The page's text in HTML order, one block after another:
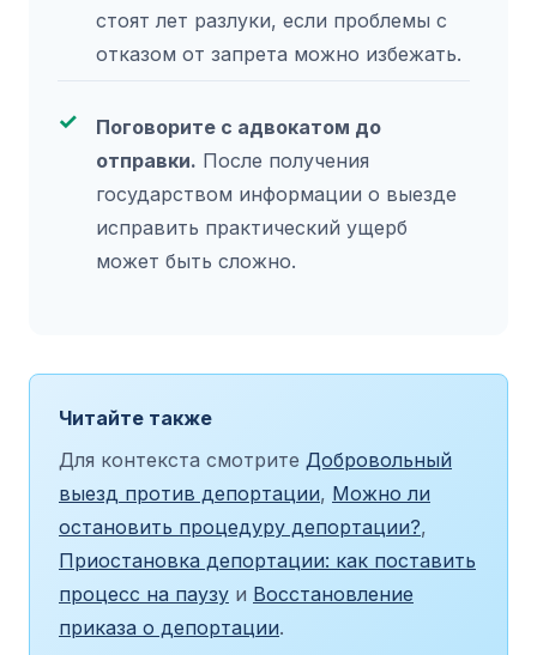
стоят лет разлуки, если проблемы с
отказом от запрета можно избежать.
Поговорите с адвокатом до
отправки. После получения
государством информации о выезде
исправить практический ущерб
может быть сложно.
Читайте также
Для контекста смотрите Добровольный
выезд против депортации, Можно ли
остановить процедуру депортации?,
Приостановка депортации: как поставить
процесс на паузу и Восстановление
приказа о депортации.